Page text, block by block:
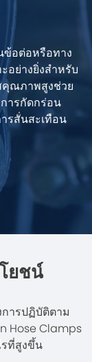
ข้อต่อหรือทาง
อย่างยิ่งสำหรับ
คุณภาพสูงช่วย
ารกัดกร่อน
รสั่นสะเทือน
ยชน์
ารปฏิบัติตาม
Hose Clamps
รที่สูงขึ้น